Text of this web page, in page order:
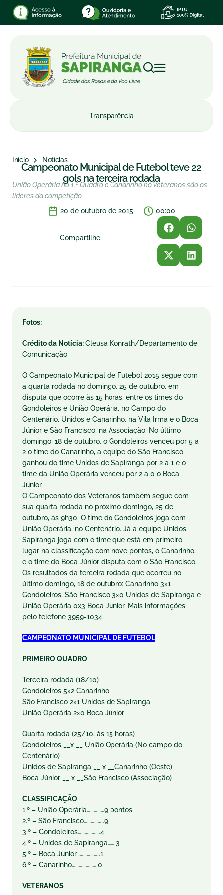
Transparência
Início Notícias
Campeonato Municipal de Futebol teve 22
gols na terceira rodada
União Operária no 1.º Quadro e Canarinho no Veteranos são os
líderes da competição
20 de outubro de 2015
00:00
Compartilhe:
Fotos:
Crédito da Notícia:Cleusa Konrath/Departamento de
Comunicação
O Campeonato Municipal de Futebol 2015 segue com
a quarta rodada no domingo, 25 de outubro, em
disputa que ocorre às 15 horas, entre os times do
Gondoleiros e União Operária, no Campo do
Centenário, Unidos e Canarinho, na Vila Irma e o Boca
Júnior e São Francisco, na Associação. No último
domingo, 18 de outubro, o Gondoleiros venceu por 5 a
2 o time do Canarinho, a equipe do São Francisco
ganhou do time Unidos de Sapiranga por 2 a 1 e o
time da União Operária venceu por 2 a 0 o Boca
Júnior.
O Campeonato dos Veteranos também segue com
sua quarta rodada no próximo domingo, 25 de
outubro, às 9h30. O time do Gondoleiros joga com
União Operária, no Centenário. Já a equipe Unidos
Sapiranga joga com o time que está em primeiro
lugar na classificação com nove pontos, o Canarinho,
e o time do Boca Júnior disputa com o São Francisco.
Os resultados da terceira rodada que ocorreu no
último domingo, 18 de outubro: Canarinho 3×1
Gondoleiros, São Francisco 3×0 Unidos de Sapiranga e
União Operária 0x3 Boca Junior. Mais informações
pelo telefone 3959-1034.
CAMPEONATO MUNICIPAL DE FUTEBOL
PRIMEIRO QUADRO
Terceira rodada (18/10)
Gondoleiros 5×2 Canarinho
São Francisco 2×1 Unidos de Sapiranga
União Operária 2×0 Boca Júnior
Quarta rodada (25/10, às 15 horas)
Gondoleiros __x __ União Operária (No campo do
Centenário)
Unidos de Sapiranga __ x __Canarinho (Oeste)
Boca Júnior __ x __São Francisco (Associação)
CLASSIFICAÇÃO
1.º – União Operária……………9 pontos
2.º – São Francisco……………..9
3.º – Gondoleiros……………….4
4.º – Unidos de Sapiranga…….3
5.º – Boca Júnior………………..1
6.º – Canarinho………………….0
VETERANOS